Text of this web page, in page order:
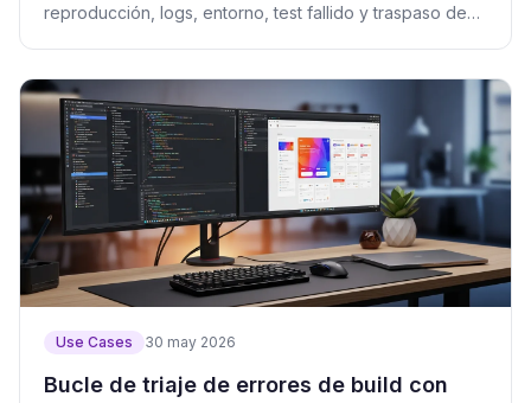
reproducción, logs, entorno, test fallido y traspaso de
Use Cases 30 may 2026
Bucle de triaje de errores de build con